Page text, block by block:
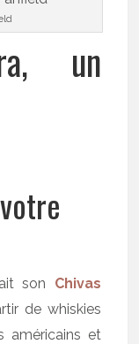
un
son Chivas
de whiskies
américains et